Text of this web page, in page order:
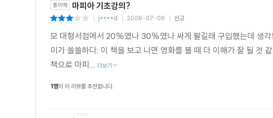
종이책 마피아 기초강의?
j****d 2008-07-06 신고
모 대형서점에서 20%였나 30%였나 싸게 팔길래 구입했는데 생
미가 쏠쏠하다. 이 책을 보고 나면 영화를 볼 때 더 이해가 잘 될 것
책으로 마피... 더보기
1명이 이 리뷰를 추천합니다.